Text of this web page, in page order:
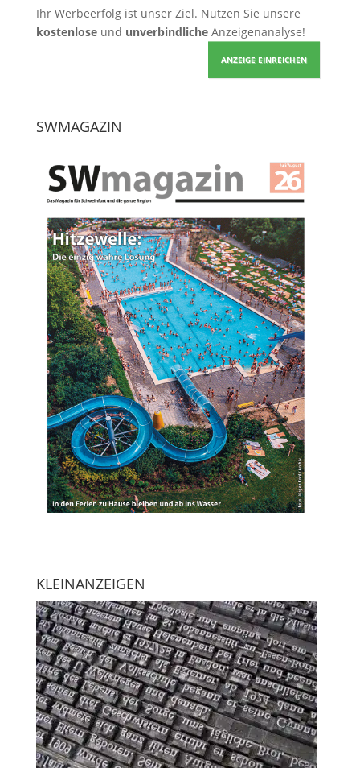
Ihr Werbeerfolg ist unser Ziel. Nutzen Sie unsere
kostenloseund unverbindlicheAnzeigenanalyse!
ANZEIGE EINREICHEN
SWMAGAZIN
KLEINANZEIGEN